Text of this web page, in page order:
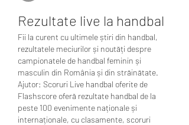
Rezultate live la handbal
Fii la curent cu ultimele știri din handbal,
rezultatele meciurilor și noutăți despre
campionatele de handbal feminin și
masculin din România și din străinătate.
Ajutor: Scoruri Live handbal oferite de
Flashscore oferă rezultate handbal de la
peste 100 evenimente naționale și
internaționale, cu clasamente, scoruri